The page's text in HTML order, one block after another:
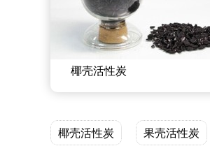
椰壳活性炭
椰壳活性炭 果壳活性炭